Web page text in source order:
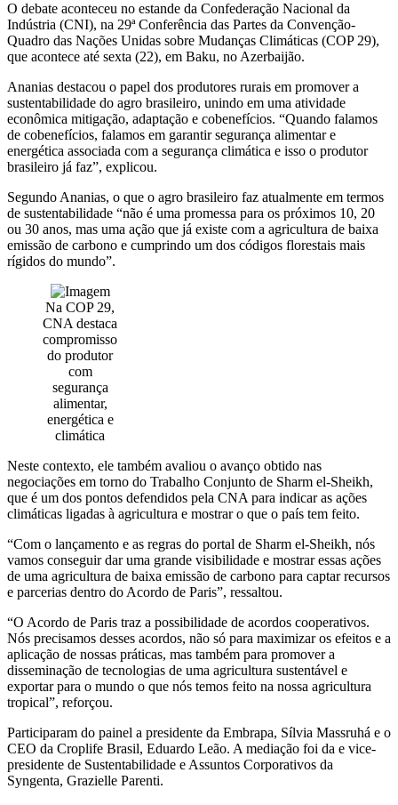
O debate aconteceu no estande da Confederação Nacional da
Indústria (CNI), na 29ª Conferência das Partes da Convenção-
Quadro das Nações Unidas sobre Mudanças Climáticas (COP 29),
que acontece até sexta (22), em Baku, no Azerbaijão.
Ananias destacou o papel dos produtores rurais em promover a
sustentabilidade do agro brasileiro, unindo em uma atividade
econômica mitigação, adaptação e cobenefícios. “Quando falamos
de cobenefícios, falamos em garantir segurança alimentar e
energética associada com a segurança climática e isso o produtor
brasileiro já faz”, explicou.
Segundo Ananias, o que o agro brasileiro faz atualmente em termos
de sustentabilidade “não é uma promessa para os próximos 10, 20
ou 30 anos, mas uma ação que já existe com a agricultura de baixa
emissão de carbono e cumprindo um dos códigos florestais mais
rígidos do mundo”.
Na COP 29,
CNA destaca
compromisso
do produtor
com
segurança
alimentar,
energética e
climática
Neste contexto, ele também avaliou o avanço obtido nas
negociações em torno do Trabalho Conjunto de Sharm el-Sheikh,
que é um dos pontos defendidos pela CNA para indicar as ações
climáticas ligadas à agricultura e mostrar o que o país tem feito.
“Com o lançamento e as regras do portal de Sharm el-Sheikh, nós
vamos conseguir dar uma grande visibilidade e mostrar essas ações
de uma agricultura de baixa emissão de carbono para captar recursos
e parcerias dentro do Acordo de Paris”, ressaltou.
“O Acordo de Paris traz a possibilidade de acordos cooperativos.
Nós precisamos desses acordos, não só para maximizar os efeitos e a
aplicação de nossas práticas, mas também para promover a
disseminação de tecnologias de uma agricultura sustentável e
exportar para o mundo o que nós temos feito na nossa agricultura
tropical”, reforçou.
Participaram do painel a presidente da Embrapa, Sílvia Massruhá e o
CEO da Croplife Brasil, Eduardo Leão. A mediação foi da e vice-
presidente de Sustentabilidade e Assuntos Corporativos da
Syngenta, Grazielle Parenti.